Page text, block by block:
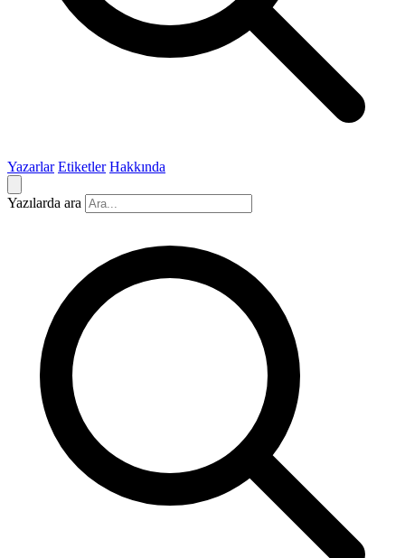
Yazarlar Etiketler Hakkında
Yazılarda ara